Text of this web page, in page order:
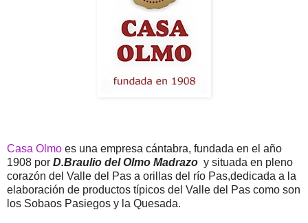
Casa Olmo es una empresa cántabra, fundada en el año
1908 por D.Braulio del Olmo Madrazo y situada en pleno
corazón del Valle del Pas a orillas del río Pas,dedicada a la
elaboración de productos típicos del Valle del Pas como son
los Sobaos Pasiegos y la Quesada.